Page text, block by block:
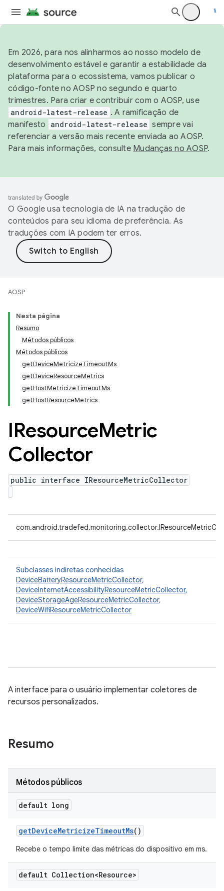
Em 2026, para nos alinharmos ao nosso modelo de
desenvolvimento estável e garantir a estabilidade da
plataforma para o ecossistema, vamos publicar o
código-fonte no AOSP no segundo e quarto
trimestres. Para criar e contribuir com o AOSP, use
android-latest-release . A ramificação de
manifesto
android-latest-release sempre vai
referenciar a versão mais recente enviada ao AOSP.
Para mais informações, consulte Mudanças no AOSP.
O Google usa tecnologia de IA na tradução de
conteúdos para seu idioma de preferência. As
traduções com IA podem ter erros.
AOSP
Nesta página
Resumo
Métodos públicos
Métodos públicos
getDeviceMetricizeTimeoutMs
getDeviceResourceMetrics
getHostMetricizeTimeoutMs
getHostResourceMetrics
IResourceMetric
Collector
public interface IResourceMetricCollector
Subclasses indiretas conhecidas
DeviceBatteryResourceMetricCollector,
DeviceInternetAccessibilityResourceMetricCollector,
DeviceStorageAgeResourceMetricCollector,
DeviceWifiResourceMetricCollector
A interface para o usuário implementar coletores de
recursos personalizados.
Resumo
Métodos públicos
default long
getDeviceMetricizeTimeoutMs()
Recebe o tempo limite das métricas do dispositivo em ms.
default Collection<Resource>